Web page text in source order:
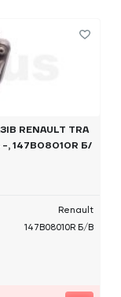
RENAULT TRA
-, 147B08010R Б/
Renault
147B08010R Б/В